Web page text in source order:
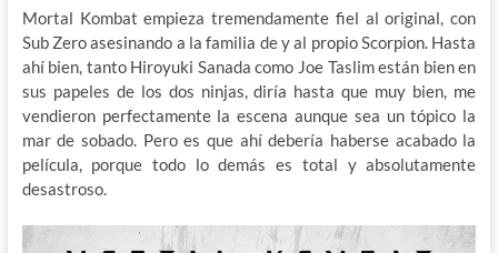
Mortal Kombat empieza tremendamente fiel al original, con
Sub Zero asesinando a la familia de y al propio Scorpion. Hasta
ahí bien, tanto Hiroyuki Sanada como Joe Taslim están bien en
sus papeles de los dos ninjas, diría hasta que muy bien, me
vendieron perfectamente la escena aunque sea un tópico la
mar de sobado. Pero es que ahí debería haberse acabado la
película, porque todo lo demás es total y absolutamente
desastroso.